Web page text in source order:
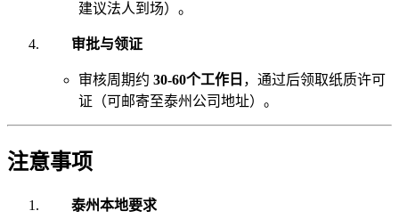
建议法人到场）。
审批与领证
审核周期约 30-60个工作日 ，通过后领取纸质许可
证（可邮寄至泰州公司地址）。
注意事项
泰州本地要求